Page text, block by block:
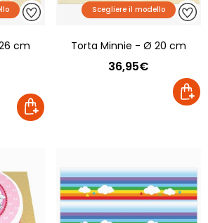
cm
Scegliere il modello
Torta Minnie - Ø 20 cm
36,95€